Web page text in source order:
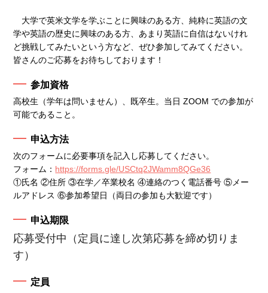
大学で英米文学を学ぶことに興味のある方、純粋に英語の文
学や英語の歴史に興味のある方、あまり英語に自信はないけれ
ど挑戦してみたいという方など、ぜひ参加してみてください。
皆さんのご応募をお待ちしております！
参加資格
⾼校⽣（学年は問いません）、既卒⽣。当⽇ ZOOM での参加が
可能であること。
申込方法
次のフォームに必要事項を記⼊し応募してください。
フォーム： https://forms.gle/USCtq2JWamm8QGe36
①⽒名 ②住所 ③在学／卒業校名 ④連絡のつく電話番号 ⑤メー
ルアドレス ⑥参加希望⽇（両⽇の参加も⼤歓迎です）
申込期限
応募受付中（定員に達し次第応募を締め切りま
す）
定員